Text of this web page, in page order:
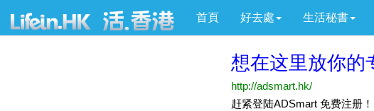
首頁 好去處 生活秘書